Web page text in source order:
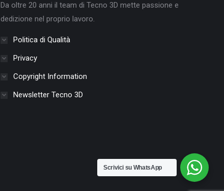
Da oltre 20 anni il team di Tecno 3D mette passione e
dedizione nel proprio lavoro.
Politica di Qualità
Privacy
Copyright Information
Newsletter Tecno 3D
Scrivici su WhatsApp